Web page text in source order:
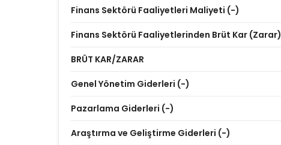
Finans Sektörü Faaliyetleri Maliyeti (-)
Finans Sektörü Faaliyetlerinden Brüt Kar (Zarar)
BRÜT KAR/ZARAR
Genel Yönetim Giderleri (-)
Pazarlama Giderleri (-)
Araştırma ve Geliştirme Giderleri (-)